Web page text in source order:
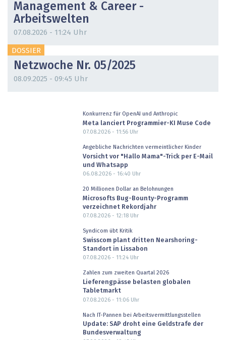
Management & Career -
Arbeitswelten
07.08.2026 - 11:24 Uhr
DOSSIER
Netzwoche Nr. 05/2025
08.09.2025 - 09:45 Uhr
Konkurrenz für OpenAI und Anthropic
Meta lanciert Programmier-KI Muse Code
07.08.2026 - 11:56Uhr
Angebliche Nachrichten vermeintlicher Kinder
Vorsicht vor "Hallo Mama"-Trick per E-Mail
und Whatsapp
06.08.2026 - 16:40 Uhr
20 Millionen Dollar an Belohnungen
Microsofts Bug-Bounty-Programm
verzeichnet Rekordjahr
07.08.2026 - 12:18Uhr
Syndicom übt Kritik
Swisscom plant dritten Nearshoring-
Standort in Lissabon
07.08.2026 - 11:24Uhr
Zahlen zum zweiten Quartal 2026
Lieferengpässe belasten globalen
Tabletmarkt
07.08.2026 - 11:06Uhr
Nach IT-Pannen bei Arbeitsvermittlungsstellen
Update: SAP droht eine Geldstrafe der
Bundesverwaltung